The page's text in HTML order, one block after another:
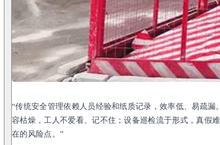
“传统安全管理依赖人员经验和纸质记录，效率低、易疏漏
容枯燥，工人不爱看、记不住；设备巡检流于形式，真假
在的风险点。”